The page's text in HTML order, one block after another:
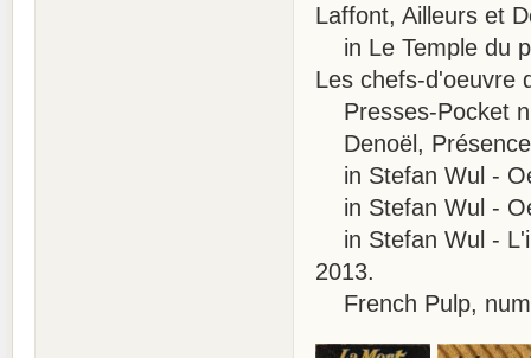
Laffont, Ailleurs et
in Le Temple du
Les chefs-d'oeuvre
Presses-Pocket
Denoël,
in Stefan Wul -
in Stefan Wul -
in Stefan Wul -
2013.
French Pulp,